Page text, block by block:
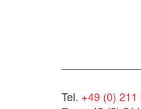
Tel. +49 (0) 211